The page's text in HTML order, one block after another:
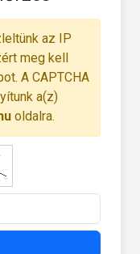
az IP
meg kell
A CAPTCHA
a(z)
oldalra.